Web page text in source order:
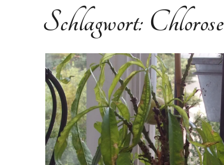
Schlagwort: Chlorose